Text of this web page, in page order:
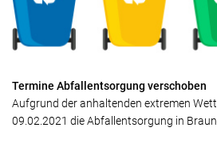
Termine Abfallentsorgung verschoben
Aufgrund der anhaltenden extremen
09.02.2021 die Abfallentsorgung in